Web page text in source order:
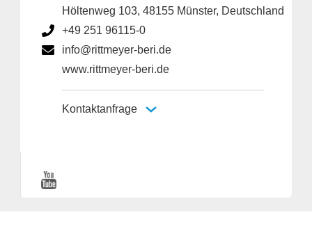
Höltenweg 103, 48155 Münster, Deutschland
+49 251 96115-0
info@rittmeyer-beri.de
www.rittmeyer-beri.de
Kontaktanfrage